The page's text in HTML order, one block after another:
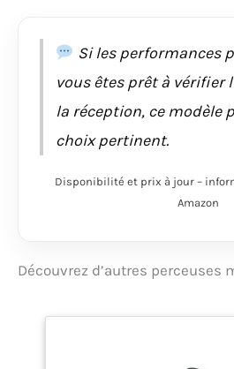
Si les performances
vous êtes prêt à vérifier
la réception, ce modèle
choix pertinent.
Disponibilité et prix à jour –
Amazon
Découvrez d’autres perceuses